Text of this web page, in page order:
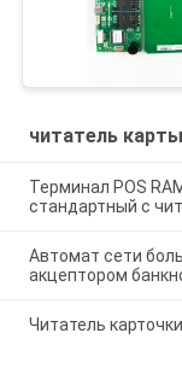
читатель
Терминал POS
стандартный с
Автомат сети
акцептором
Читатель